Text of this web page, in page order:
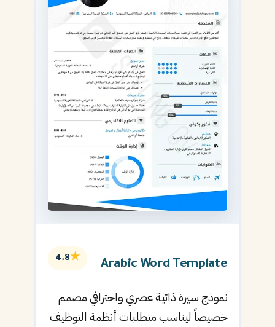
Arabic Word Template
★
4.8
نموذج سيرة ذاتية عصري واحترافي مصمم
خصيصاً ليناسب متطلبات أنظمة التوظيف